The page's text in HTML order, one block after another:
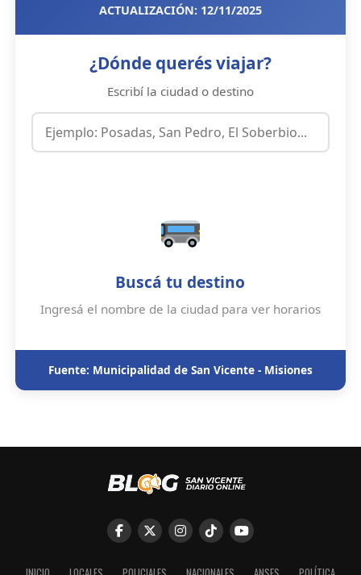
ACTUALIZACIÓN: 12/11/2025
¿Dónde querés viajar?
Escribí la ciudad o destino
Buscá tu destino
Ingresá el nombre de la ciudad para ver horarios
Fuente: Municipalidad de San Vicente - Misiones